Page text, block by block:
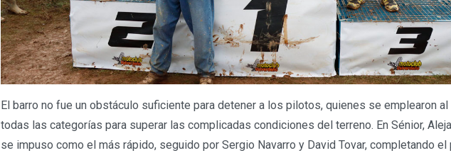
El barro no fue un obstáculo suficiente para detener a los pilotos, quienes se emplearon al
todas las categorías para superar las complicadas condiciones del terreno. En Sénior,
se impuso como el más rápido, seguido por Sergio Navarro y David Tovar, completando el